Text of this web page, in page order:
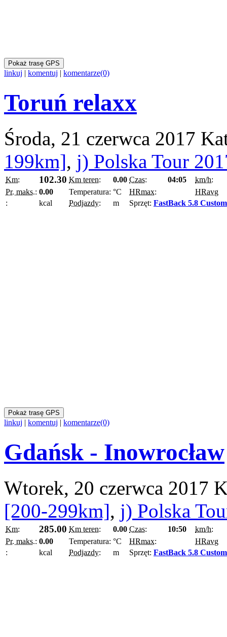
Pokaż trasę GPS
linkuj | komentuj | komentarze(0)
Toruń relaxx
Środa, 21 czerwca 2017
199km], j) Polska Tour
Km: 102.30 Km teren: 0.00 Czas: 04:05
km/h:
Pr. maks.: 0.00 Temperatura: °C HRmax:
HRavg
:
kcal Podjazdy: m Sprzęt: FastBack 5.8 Custom
Pokaż trasę GPS
linkuj | komentuj | komentarze(0)
Gdańsk - Inowrocław
Wtorek, 20 czerwca 2017
[200-299km], j) Polska
Km: 285.00 Km teren: 0.00 Czas: 10:50
km/h:
Pr. maks.: 0.00 Temperatura: °C HRmax:
HRavg
:
kcal Podjazdy: m Sprzęt: FastBack 5.8 Custom